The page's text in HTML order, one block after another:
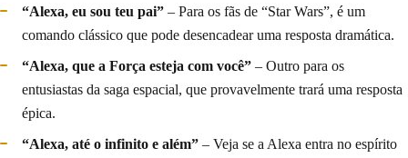
“Alexa, eu sou teu pai” – Para os fãs de “Star Wars”, é um
comando clássico que pode desencadear uma resposta dramática.
“Alexa, que a Força esteja com você” – Outro para os
entusiastas da saga espacial, que provavelmente trará uma resposta
épica.
“Alexa, até o infinito e além” – Veja se a Alexa entra no espírito